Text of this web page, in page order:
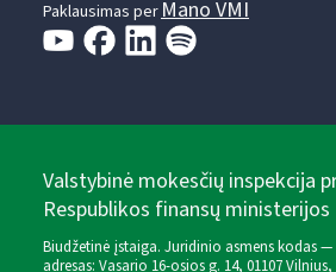
Paklausimas perMano VMI
Valstybinė mokesčių inspekcija
Respublikos finansų ministerijos
Biudžetinė įstaiga. Juridinio asmens kodas —
adresas: Vasario 16-osios g. 14, 01107